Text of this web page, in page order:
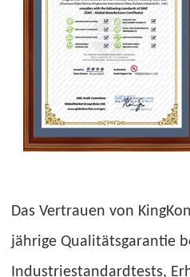
Das Vertrauen von
jährige Qualitätsgarantie
Industriestandardtests,